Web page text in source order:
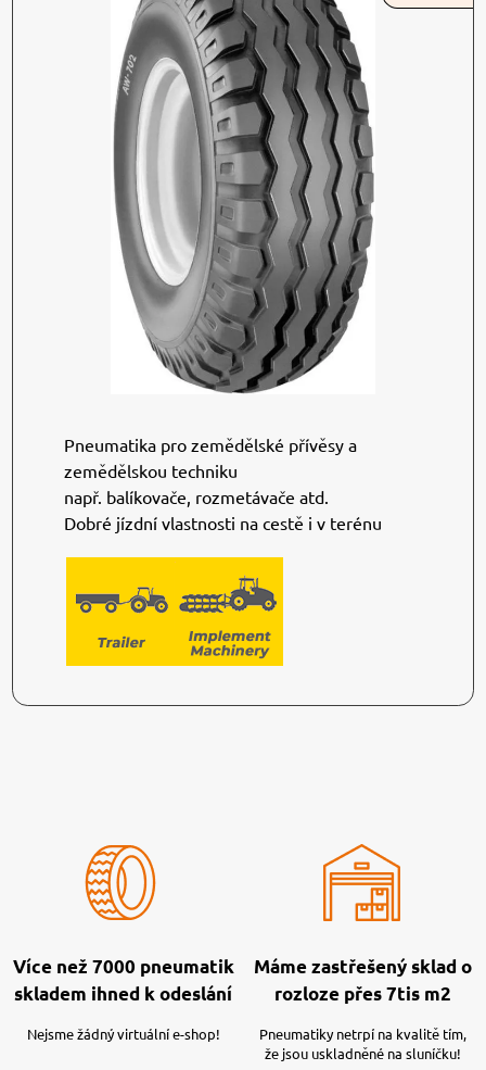
Pneumatika pro zemědělské přívěsy a
zemědělskou techniku
např. balíkovače, rozmetávače atd.
Dobré jízdní vlastnosti na cestě i v terénu
Více než 7000 pneumatik
skladem ihned k odeslání
Nejsme žádný virtuální e-shop!
Máme zastřešený sklad o
rozloze přes 7tis m2
Pneumatiky netrpí na kvalitě tím,
že jsou uskladněné na sluníčku!